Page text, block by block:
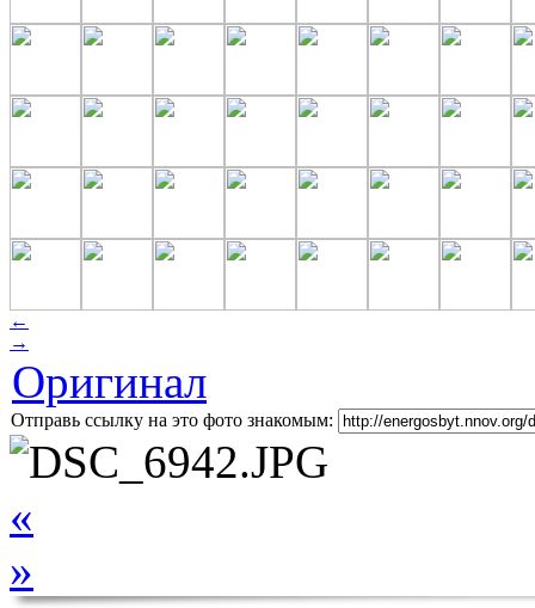
←
→
Оригинал
Отправь ссылку на это фото знакомым:
«
»